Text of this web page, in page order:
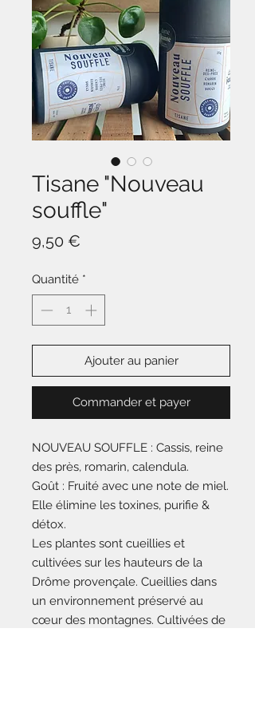
Tisane "Nouveau
souffle"
9,50 €
Quantité *
Ajouter au panier
Commander et payer
NOUVEAU SOUFFLE : Cassis, reine
des près, romarin, calendula.
Goût : Fruité avec une note de miel.
Elle élimine les toxines, purifie &
détox.
Les plantes sont cueillies et
cultivées sur les hauteurs de la
Drôme provençale. Cueillies dans
un environnement préservé au
cœur des montagnes. Cultivées de